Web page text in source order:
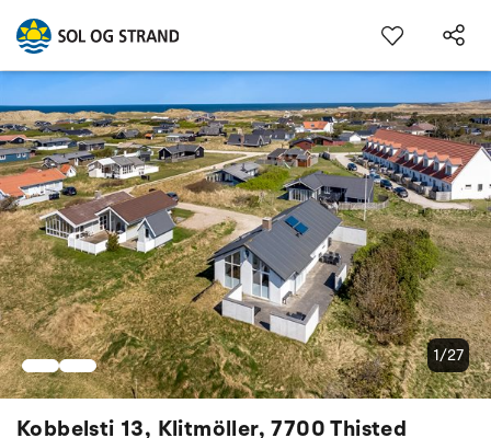
Kobbelsti 13, Klitmöller, 7700 Thisted
1/27